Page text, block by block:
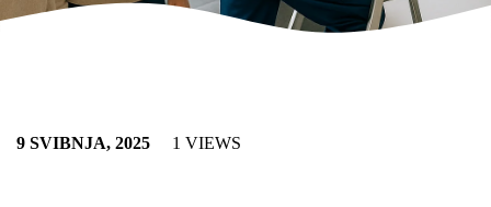
9 SVIBNJA, 2025 1 VIEWS